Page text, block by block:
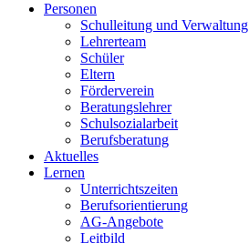
Personen
Schulleitung und Verwaltung
Lehrerteam
Schüler
Eltern
Förderverein
Beratungslehrer
Schulsozialarbeit
Berufsberatung
Aktuelles
Lernen
Unterrichtszeiten
Berufsorientierung
AG-Angebote
Leitbild